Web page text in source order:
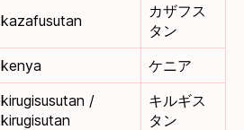
kazafusutan
カザフス
タン
kenya ケニア
kirugisusutan /
kirugisutan
キルギス
タン